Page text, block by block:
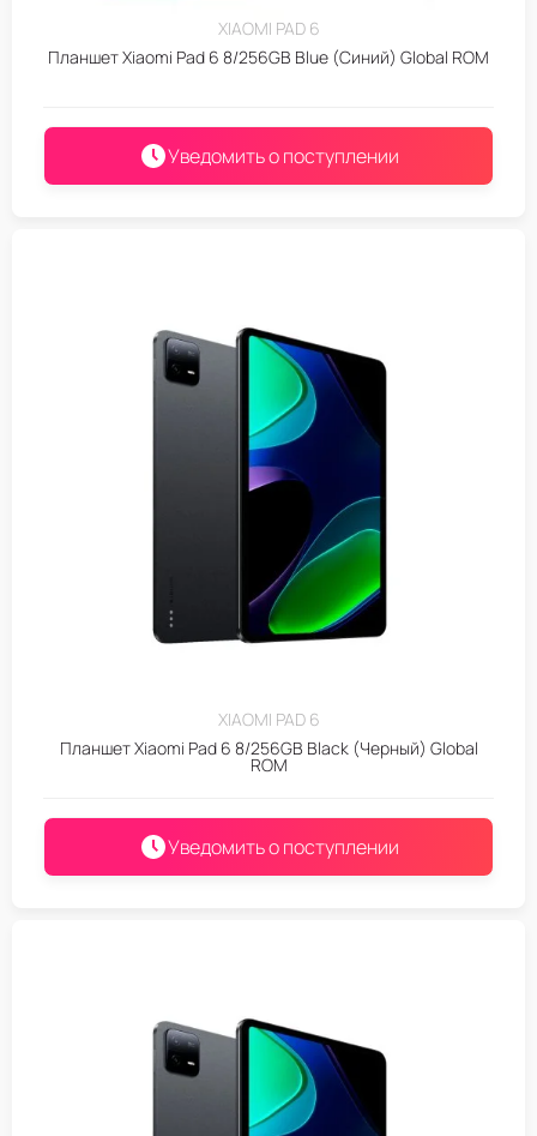
XIAOMI PAD 6
Планшет Xiaomi Pad 6 8/256GB Blue (Синий) Global ROM
Уведомить о поступлении
XIAOMI PAD 6
Планшет Xiaomi Pad 6 8/256GB Black (Черный) Global
ROM
Уведомить о поступлении